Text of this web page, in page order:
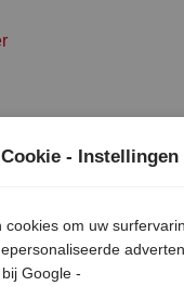
Cookie - Instellingen
cookies om uw
Google -